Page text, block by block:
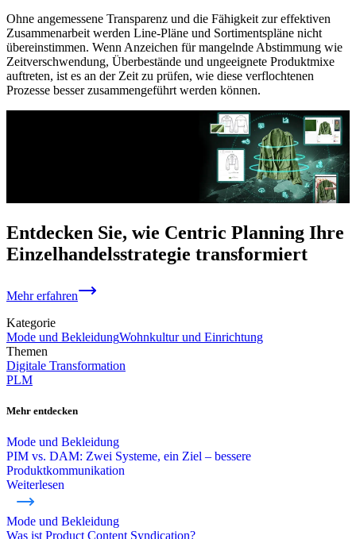
Ohne angemessene Transparenz und die Fähigkeit zur effektiven
Zusammenarbeit werden Line-Pläne und Sortimentspläne nicht
übereinstimmen. Wenn Anzeichen für mangelnde Abstimmung wie
Zeitverschwendung, Überbestände und ungeeignete Produktmixe
auftreten, ist es an der Zeit zu prüfen, wie diese verflochtenen
Prozesse besser zusammengeführt werden können.
Entdecken Sie, wie Centric Planning Ihre
Einzelhandelsstrategie transformiert
Mehr erfahren
Kategorie
Mode und BekleidungWohnkultur und Einrichtung
Themen
Digitale Transformation
PLM
Mehr entdecken
Mode und Bekleidung
PIM vs. DAM: Zwei Systeme, ein Ziel – bessere
Produktkommunikation
Weiterlesen
Mode und Bekleidung
Was ist Product Content Syndication?